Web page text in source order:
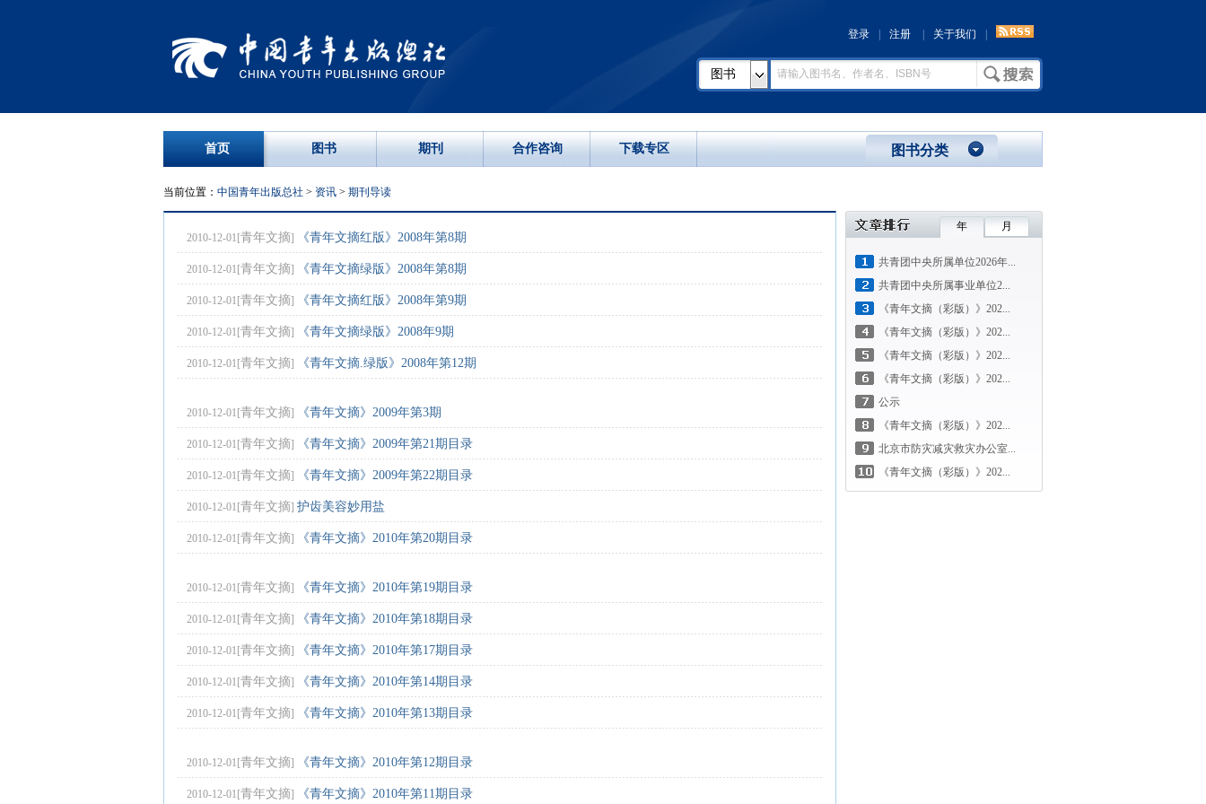
登录 注册 关于我们
图书
首页 图书 期刊 合作咨询 下载专区 图书分类
当前位置： 中国青年出版总社 > 资讯 > 期刊导读
2010-12-01[青年文摘] 《青年文摘红版》2008年第8期
2010-12-01[青年文摘] 《青年文摘绿版》2008年第8期
2010-12-01[青年文摘] 《青年文摘红版》2008年第9期
2010-12-01[青年文摘] 《青年文摘绿版》2008年9期
2010-12-01[青年文摘] 《青年文摘.绿版》2008年第12期
2010-12-01[青年文摘] 《青年文摘》2009年第3期
2010-12-01[青年文摘] 《青年文摘》2009年第21期目录
2010-12-01[青年文摘] 《青年文摘》2009年第22期目录
2010-12-01[青年文摘] 护齿美容妙用盐
2010-12-01[青年文摘] 《青年文摘》2010年第20期目录
2010-12-01[青年文摘] 《青年文摘》2010年第19期目录
2010-12-01[青年文摘] 《青年文摘》2010年第18期目录
2010-12-01[青年文摘] 《青年文摘》2010年第17期目录
2010-12-01[青年文摘] 《青年文摘》2010年第14期目录
2010-12-01[青年文摘] 《青年文摘》2010年第13期目录
2010-12-01[青年文摘] 《青年文摘》2010年第12期目录
2010-12-01[青年文摘] 《青年文摘》2010年第11期目录
年 月
共青团中央所属单位2026年...
共青团中央所属事业单位2...
《青年文摘（彩版）》202...
《青年文摘（彩版）》202...
《青年文摘（彩版）》202...
《青年文摘（彩版）》202...
公示
《青年文摘（彩版）》202...
北京市防灾减灾救灾办公室...
《青年文摘（彩版）》202...